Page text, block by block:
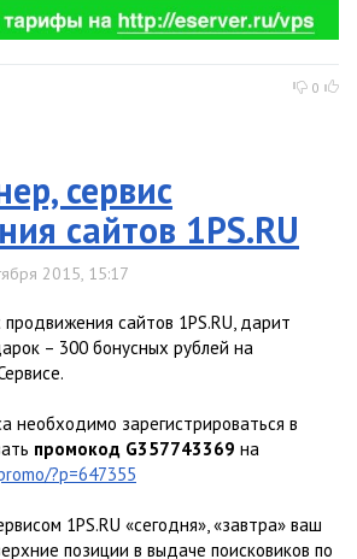
0
сервис
сайтов 1PS.RU
2015, 15:17
сайтов 1PS.RU, дарит
– 300 бонусных рублей на
необходимо зарегистрироваться в
промокод G357743369 на
?p=647355
1PS.RU «сегодня», «завтра» ваш
позиции в выдаче поисковиков по